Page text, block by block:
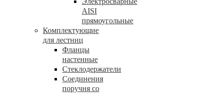
AISI
прямоугольные
Комплектующие
для лестниц
Фланцы
настенные
Стеклодержатели
Соединения
поручня со